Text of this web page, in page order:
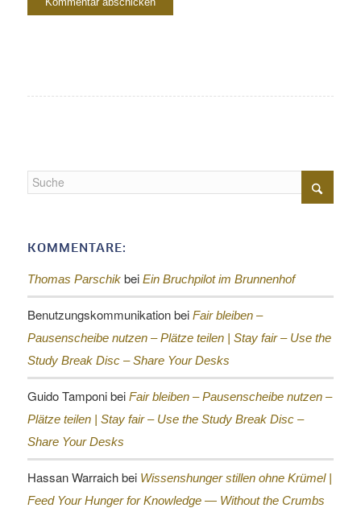
KOMMENTARE:
Thomas Parschikbei Ein Bruchpilot im Brunnenhof
Benutzungskommunikationbei Fair bleiben –
Pausenscheibe nutzen – Plätze teilen | Stay fair – Use the
Study Break Disc – Share Your Desks
Guido Tamponibei Fair bleiben – Pausenscheibe nutzen –
Plätze teilen | Stay fair – Use the Study Break Disc –
Share Your Desks
Hassan Warraichbei Wissenshunger stillen ohne Krümel |
Feed Your Hunger for Knowledge — Without the Crumbs